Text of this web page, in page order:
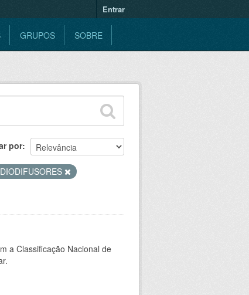
Entrar
GRUPOS SOBRE
por
a Classificação Nacional de